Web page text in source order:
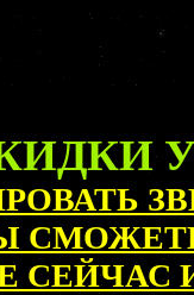
СЕЙЧАС